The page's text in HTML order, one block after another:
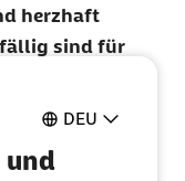
DEU
und
herzhaft
sind für
etwa 15
von Kopf bis